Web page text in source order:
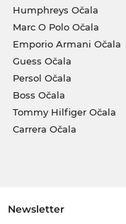
Humphreys Očala
Marc O Polo Očala
Emporio Armani Očala
Guess Očala
Persol Očala
Boss Očala
Tommy Hilfiger Očala
Carrera Očala
Newsletter